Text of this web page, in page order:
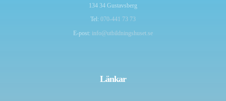
134 34 Gustavsberg
Tel: 070-441 73 73
E-post: info@utbildningshuset.se
Länkar